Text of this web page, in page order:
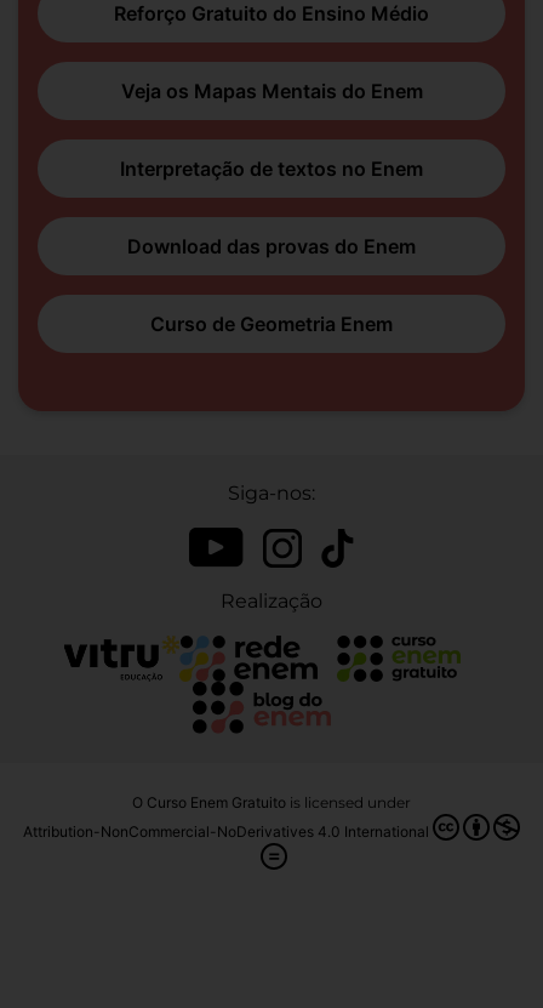
Reforço Gratuito do Ensino Médio
Veja os Mapas Mentais do Enem
Interpretação de textos no Enem
Download das provas do Enem
Curso de Geometria Enem
Siga-nos:
Realização
O Curso Enem Gratuito is licensed under
Attribution-NonCommercial-NoDerivatives 4.0 International